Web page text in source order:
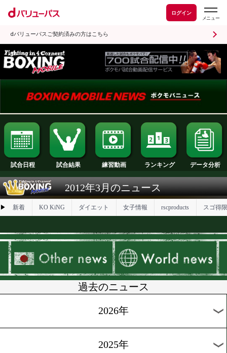
ログイン
dバリューパスご契約済みの方はこちら
試合日程 試合結果 練習動画 ランキング
新着 ダイエット
過去のニュース